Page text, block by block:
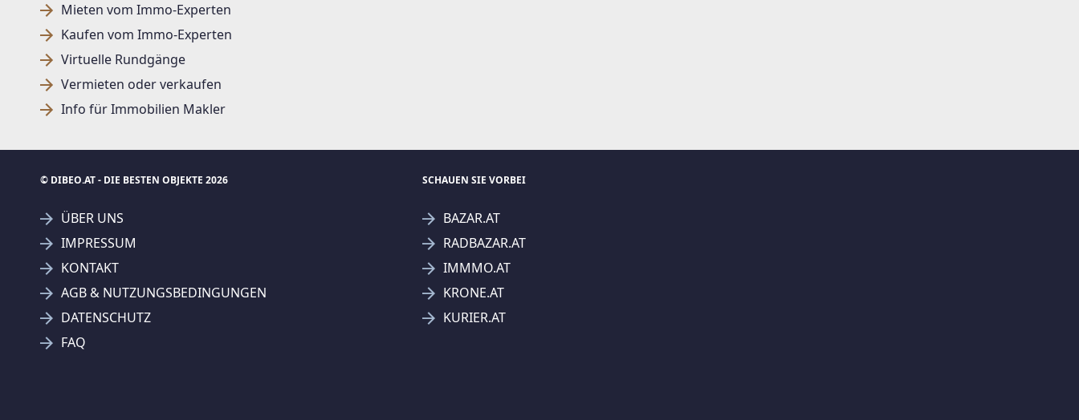
Mieten vom Immo-Experten
Kaufen vom Immo-Experten
Virtuelle Rundgänge
Vermieten oder verkaufen
Info für Immobilien Makler
© DIBEO.AT - DIE BESTEN OBJEKTE 2026
ÜBER UNS
IMPRESSUM
KONTAKT
AGB & NUTZUNGSBEDINGUNGEN
DATENSCHUTZ
FAQ
SCHAUEN SIE VORBEI
BAZAR.AT
RADBAZAR.AT
IMMMO.AT
KRONE.AT
KURIER.AT